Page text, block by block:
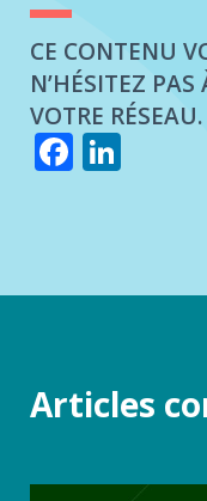
CE CONTENU
N’HÉSITEZ
VOTRE RÉSEAU.
Articles